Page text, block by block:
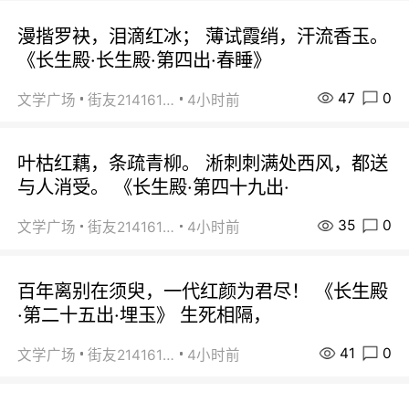
漫揩罗袂，泪滴红冰； 薄试霞绡，汗流香玉。
《长生殿·长生殿·第四出·春睡》
文学广场 街友21416156 4小时前 47 0
叶枯红藕，条疏青柳。 淅刺刺满处西风，都送
与人消受。 《长生殿·第四十九出·
文学广场 街友21416156 4小时前 35 0
百年离别在须臾，一代红颜为君尽！ 《长生殿
·第二十五出·埋玉》 生死相隔，
文学广场 街友21416156 4小时前 41 0